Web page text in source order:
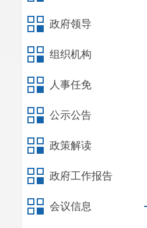
政府领导
组织机构
人事任免
公示公告
政策解读
政府工作报告
会议信息